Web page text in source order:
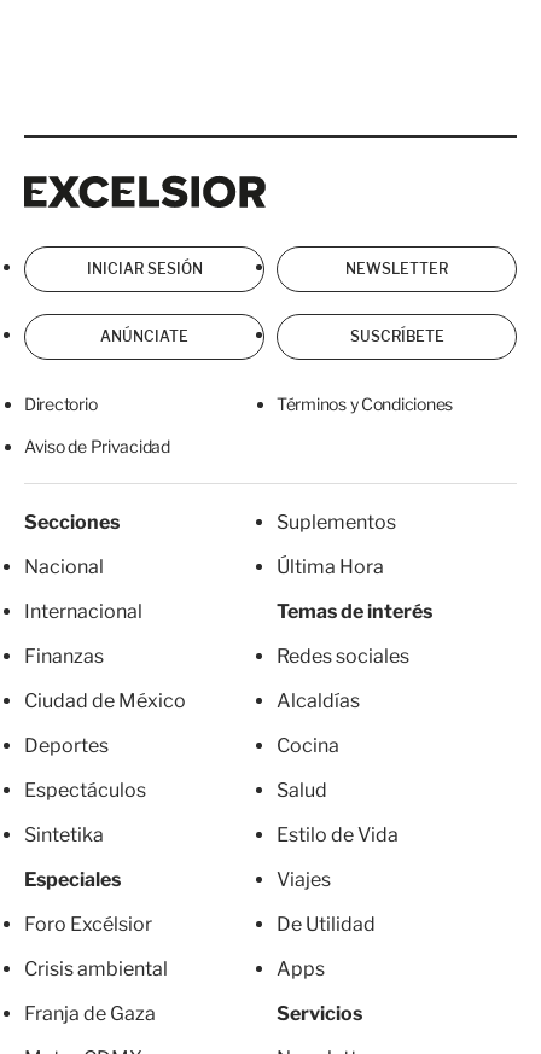
INICIAR SESIÓN NEWSLETTER
ANÚNCIATE SUSCRÍBETE
Directorio Términos y Condiciones
Aviso de Privacidad
Secciones
Nacional
Internacional
Finanzas
Ciudad de México
Deportes
Espectáculos
Sintetika
Especiales
Foro Excélsior
Crisis ambiental
Franja de Gaza
Suplementos
Última Hora
Temas de interés
Redes sociales
Alcaldías
Cocina
Salud
Estilo de Vida
Viajes
De Utilidad
Apps
Servicios